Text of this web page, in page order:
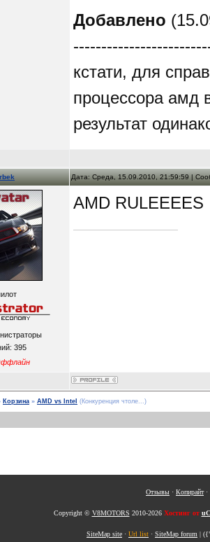
Добавлено
кстати, для
процессора амд
результат
Дата: Среда, 15.09.2010, 21:59:59 |
395
AMD RULEEEES
Корзина » AMD vs Intel (Конкуренция чтоле...)
Отзывы · Копирайт·
Copyright © V8MOTORS 2010-2026 Хостинг от
SiteMap site · Url list · SiteMap forum |